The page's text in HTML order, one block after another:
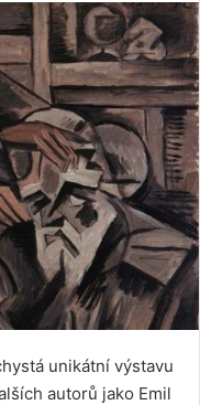
unikátní výstavu
autorů jako Emil